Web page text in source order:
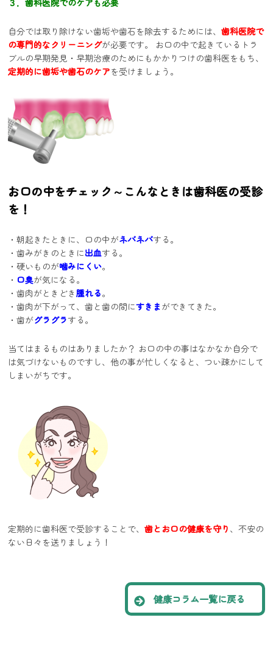
自分では取り除けない歯垢や歯石を除去するためには、歯科医院で
の専門的なクリーニングが必要です。 お口の中で起きているトラ
ブルの早期発見・早期治療のためにもかかりつけの歯科医をもち、
定期的に歯垢や歯石のケアを受けましょう。
お口の中をチェック～こんなときは歯科医の受診
を！
・朝起きたときに、口の中がネバネバする。
・歯みがきのときに出血する。
・硬いものが噛みにくい。
・ 口臭が気になる。
・歯肉がときどき腫れる。
・歯肉が下がって、歯と歯の間にすきま ができてきた。
・歯がグラグラする。
当てはまるものはありましたか？ お口の中の事はなかなか自分で
は気づけないものですし、他の事が忙しくなると、つい疎かにして
しまいがちです。
定期的に歯科医で受診することで、歯とお口の健康を守り 、不安の
ない日々を送りましょう！
健康コラム一覧に戻る